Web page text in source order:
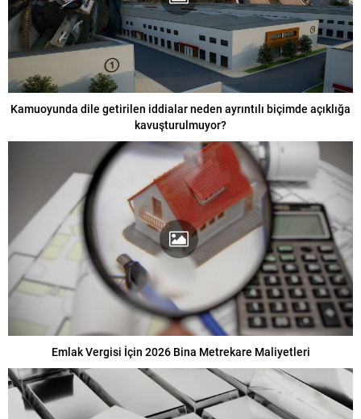
Kamuoyunda dile getirilen iddialar neden ayrıntılı biçimde açıklığa
kavuşturulmuyor?
Emlak Vergisi İçin 2026 Bina Metrekare Maliyetleri